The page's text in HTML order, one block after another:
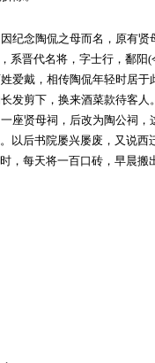
纪念陶侃之母而名，原有贤
系晋代名将，字士行，鄱阳
爱戴，相传陶侃年轻时居
发剪下，换来酒菜款待客
座贤母祠，后改为陶公祠
以后书院屡兴屡废，又说
，每天将一百口砖，早晨